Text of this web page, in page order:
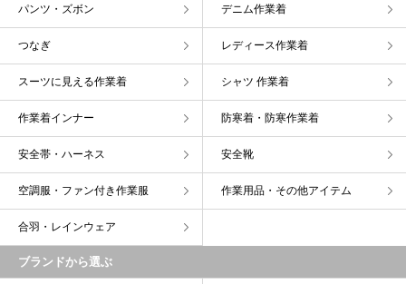
パンツ・ズボン デニム作業着
つなぎ レディース作業着
スーツに見える作業着 シャツ 作業着
作業着インナー 防寒着・防寒作業着
安全帯・ハーネス 安全靴
空調服・ファン付き作業服 作業用品・その他アイテム
合羽・レインウェア
ブランドから選ぶ